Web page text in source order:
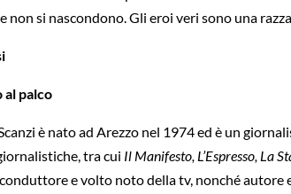
non si nascondono. Gli eroi veri sono una
al palco
è nato ad Arezzo nel 1974 ed è un
tra cui Il Manifesto, L’Espresso, La
conduttore e volto noto della tv, nonché